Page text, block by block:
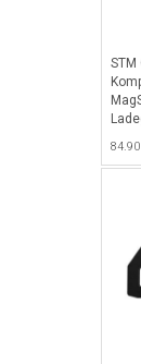
STM
84.90